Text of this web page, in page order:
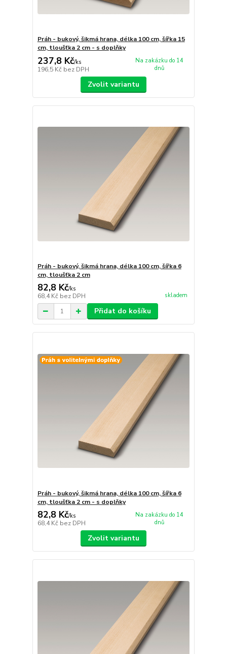
Práh - bukový, šikmá hrana, délka 100 cm, šířka 15
cm, tloušťka 2 cm - s doplňky
237,8 Kč/ks
196,5 Kč bez DPH
Na zakázku do 14
dnů
Zvolit variantu
Práh - bukový, šikmá hrana, délka 100 cm, šířka 6
cm, tloušťka 2 cm
82,8 Kč/ks
68,4 Kč bez DPH skladem
Přidat do košíku
Práh - bukový, šikmá hrana, délka 100 cm, šířka 6
cm, tloušťka 2 cm - s doplňky
82,8 Kč/ks
68,4 Kč bez DPH
Na zakázku do 14
dnů
Zvolit variantu